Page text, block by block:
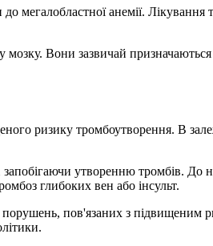
мегалобластної анемії. Лікування
Вони зазвичай
ризику тромбоутворення. В
утворенню тромбів. До
глибоких вен або інсульт.
пов'язаних з підвищеним